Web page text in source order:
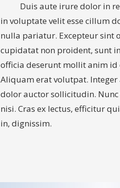
Duis aute irure dolor in
in voluptate velit esse cillum
nulla pariatur. Excepteur sint
cupidatat non proident, sunt
officia deserunt mollit anim id
Aliquam erat volutpat. Integer
dolor auctor sollicitudin. Nunc
nisi. Cras ex lectus, efficitur
in, dignissim.